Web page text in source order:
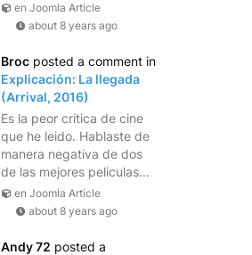
en Joomla Article
about 8 years ago
Broc posted a comment in
Explicación: La llegada
(Arrival, 2016)
Es la peor critica de cine
que he leido. Hablaste de
manera negativa de dos
de las mejores peliculas...
en Joomla Article
about 8 years ago
Andy 72 posted a